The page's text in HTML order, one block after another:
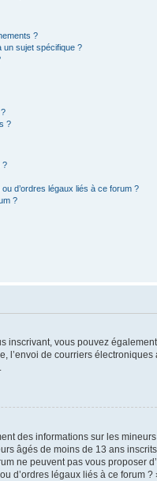
?
un sujet spécifique ?
?
?
d’ordres légaux liés à ce forum ?
?
inscrivant, vous pouvez
l’envoi de courriers électroniques
des informations sur les
âgés de moins de 13 ans inscrits
ne peuvent pas vous proposer
d’ordres légaux liés à ce forum ?